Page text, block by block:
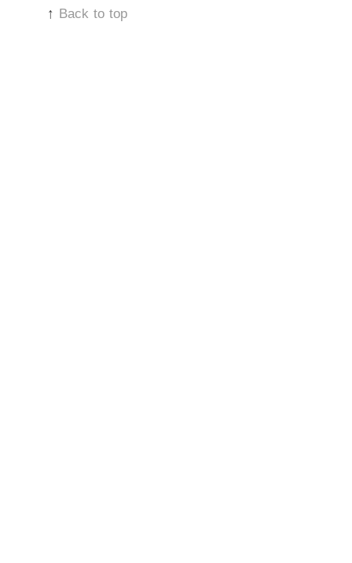
↑ Back to top